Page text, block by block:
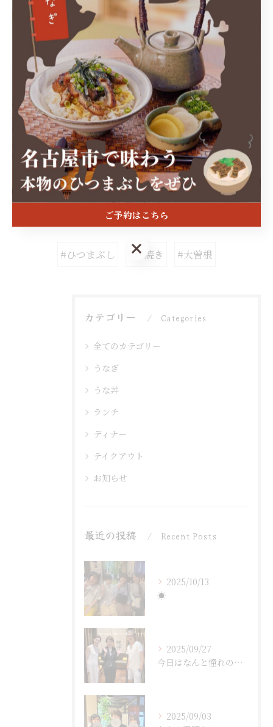
名古屋市で一息つけるランチ名古屋市で満足を届けるデ
ィナー 名古屋市で二度焼きするうなぎ
名古屋市にて人気
のうな丼
ランチ ディナー うなぎ うな丼
< 前のページ 一覧に戻る 次のページ >
関連タグ
#ひつまぶし #白焼き #大曽根
カテゴリー Categories
全てのカテゴリー
うなぎ
うな丼
ランチ
ディナー
テイクアウト
お知らせ
最近の投稿 Recent Posts
2025/10/13
☀︎
2025/09/27
今日はなんと憧れのユーチューバー「鎌倉スローライフ」さんが鰻...
2025/09/03
ご予約はこちら
ご予約はこちら